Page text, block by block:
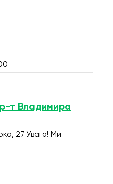
т Владимира
27 Увага! Ми